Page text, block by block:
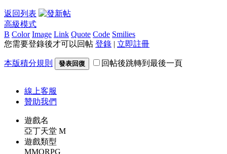
返回列表
高級模式
B Color Image Link Quote Code Smilies
您需要登錄後才可以回帖 登錄 | 立即註冊
本版積分規則 發表回復 回帖後跳轉到最後一頁
線上客服
贊助我們
遊戲名
亞丁天堂 M
遊戲類型
MMORPG